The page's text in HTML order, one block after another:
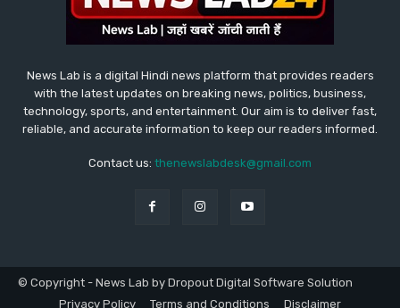
News Lab is a digital Hindi news platform that provides readers
with the latest updates on breaking news, politics, business,
technology, sports, and entertainment. Our aim is to deliver fast,
reliable, and accurate information to keep our readers informed.
Contact us: thenewslabdesk@gmail.com
© Copyright - News Lab by Dropout Digital Software Solution
Privacy Policy
Terms and Conditions Disclaimer